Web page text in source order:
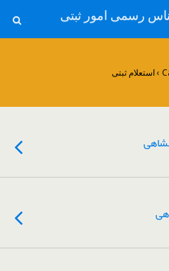
رسمی امور ثبتی
استعلام ثبتی